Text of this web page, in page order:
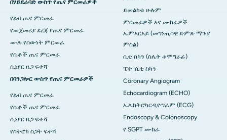
በሃይደራባድ ውስጥ የጤና ምርመራዎች
የልብ ጤና ምርመራ
የመጀመሪያ ደረጃ የጤና ምርመራ
ሙሉ የሰውነት ምርመራ
የሴቶች ጤና ምርመራ
ሲኒየር ዜጋ ፍተሻ
በባንጋሎር ውስጥ የጤና ምርመራዎች
የልብ ጤና ምርመራ
የሴቶች ጤና ምርመራ
ሲኒየር ዜጋ ፍተሻ
የስትሮክ ስጋት ፍተሻ
ይመልከቱ ሁሉም
ምርመራዎች እና ሙከራዎች
ኤምአርአይ (መግነጢሳዊ ድምጽ ማጉያ
ምስል)
ሲቲ ስካን (ስሌት ቶሞግራፊ)
ፔት-ሲቲ ስካን
Coronary Angiogram
Echocardiogram (ECHO)
ኤሌክትሮካርዲዮግራም (ECG)
Endoscopy & Colonoscopy
የ SGPT ሙከራ